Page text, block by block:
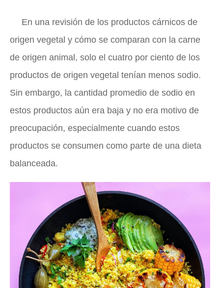
En una revisión de los productos cárnicos de
origen vegetal y cómo se comparan con la carne
de origen animal, solo el cuatro por ciento de los
productos de origen vegetal tenían menos sodio.
Sin embargo, la cantidad promedio de sodio en
estos productos aún era baja y no era motivo de
preocupación, especialmente cuando estos
productos se consumen como parte de una dieta
balanceada.